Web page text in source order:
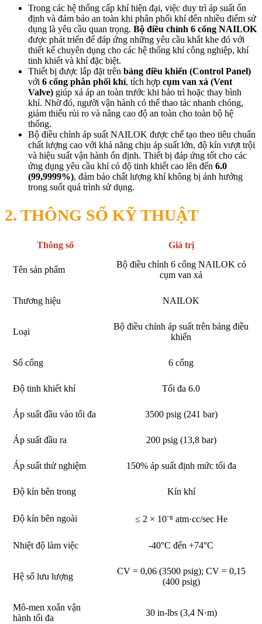
Trong các hệ thống cấp khí hiện đại, việc duy trì áp suất ổn
định và đảm bảo an toàn khi phân phối khí đến nhiều điểm sử
dụng là yêu cầu quan trọng. Bộ điều chỉnh 6 cổng NAILOK
được phát triển để đáp ứng những yêu cầu khắt khe đó với
thiết kế chuyên dụng cho các hệ thống khí công nghiệp, khí
tinh khiết và khí đặc biệt.
Thiết bị được lắp đặt trên bảng điều khiển (Control Panel)
với 6 cổng phân phối khí, tích hợp cụm van xả (Vent
Valve) giúp xả áp an toàn trước khi bảo trì hoặc thay bình
khí. Nhờ đó, người vận hành có thể thao tác nhanh chóng,
giảm thiểu rủi ro và nâng cao độ an toàn cho toàn bộ hệ
thống.
Bộ điều chỉnh áp suất NAILOK được chế tạo theo tiêu chuẩn
chất lượng cao với khả năng chịu áp suất lớn, độ kín vượt trội
và hiệu suất vận hành ổn định. Thiết bị đáp ứng tốt cho các
ứng dụng yêu cầu khí có độ tinh khiết cao lên đến 6.0
(99,9999%), đảm bảo chất lượng khí không bị ảnh hưởng
trong suốt quá trình sử dụng.
2. THÔNG SỐ KỸ THUẬT
Thông số Giá trị
Tên sản phẩm
Bộ điều chỉnh 6 cổng NAILOK có
cụm van xả
Thương hiệu NAILOK
Loại
Bộ điều chỉnh áp suất trên bảng điều
khiển
Số cổng 6 cổng
Độ tinh khiết khí Tối đa 6.0
Áp suất đầu vào tối đa 3500 psig (241 bar)
Áp suất đầu ra 200 psig (13,8 bar)
Áp suất thử nghiệm 150% áp suất định mức tối đa
Độ kín bên trong Kín khí
Độ kín bên ngoài ≤ 2 × 10⁻⁸ atm·cc/sec He
Nhiệt độ làm việc -40°C đến +74°C
Hệ số lưu lượng
CV = 0,06 (3500 psig); CV = 0,15
(400 psig)
Mô-men xoắn vận
hành tối đa
30 in-lbs (3,4 N·m)